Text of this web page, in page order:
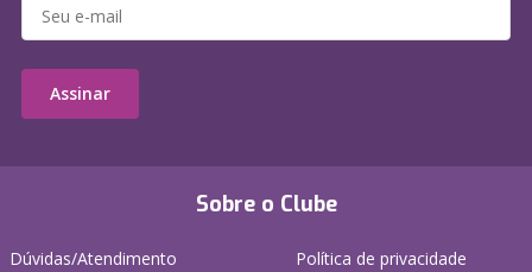
Sobre o Clube
Dúvidas/Atendimento
Política de privacidade
Assinar